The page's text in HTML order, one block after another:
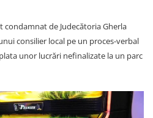
de Judecătoria Gherla
consilier local pe un proces-verbal
unor lucrări nefinalizate la un parc